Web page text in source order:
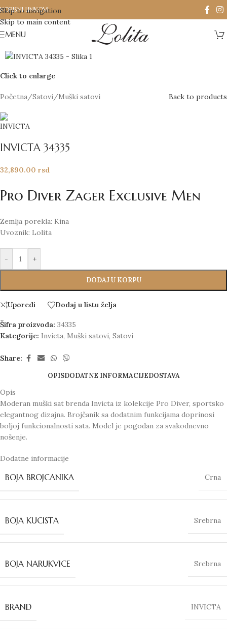
Skip to navigation
Skip to main content
KORISNI LINKOVI
MENU
Click to enlarge
Početna /Satovi /Muški satovi Back to products
INVICTA 34335
32,890.00 rsd
Pro Diver Zager Exclusive Men
Zemlja porekla: Kina
Uvoznik: Lolita
- +
DODAJ U KORPU
Uporedi Dodaj u listu želja
Šifra proizvoda: 34335
Kategorije: Invicta, Muški satovi, Satovi
Share:
OPISDODATNE INFORMACIJEDOSTAVA
Opis
Moderan muški sat brenda Invicta iz kolekcije Pro Diver, sportsko
elegantnog dizajna. Brojčanik sa dodatnim funkcijama doprinosi
boljoj funkcionalnosti sata. Model je pogodan za svakodnevno
nošenje.
Dodatne informacije
BOJA BROJCANIKA Crna
BOJA KUCISTA Srebrna
BOJA NARUKVICE Srebrna
BRAND INVICTA